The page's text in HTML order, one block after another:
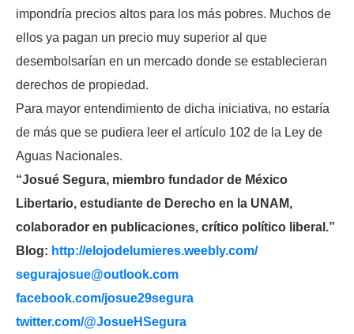
impondría precios altos para los más pobres. Muchos de
ellos ya pagan un precio muy superior al que
desembolsarían en un mercado donde se establecieran
derechos de propiedad.
Para mayor entendimiento de dicha iniciativa, no estaría
de más que se pudiera leer el artículo 102 de la Ley de
Aguas Nacionales.
“Josué Segura, miembro fundador de México
Libertario, estudiante de Derecho en la UNAM,
colaborador en publicaciones, crítico político liberal.”
Blog: http://elojodelumieres.weebly.com/
segurajosue@outlook.com
facebook.com/josue29segura
twitter.com/@JosueHSegura